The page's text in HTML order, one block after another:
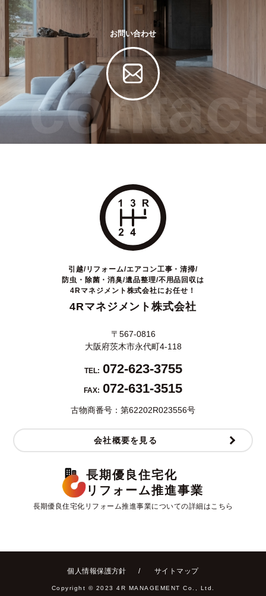
お問い合わせ
contact
引越/リフォーム/エアコン工事・清掃/
防虫・除菌・消臭/遺品整理/不用品回収は
4Rマネジメント株式会社にお任せ！
4Rマネジメント株式会社
〒567-0816
大阪府茨木市永代町4-118
TEL: 072-623-3755
FAX: 072-631-3515
古物商番号：第62202R023556号
会社概要を見る
長期優良住宅化
リフォーム推進事業
長期優良住宅化リフォーム推進事業についての詳細はこちら
Copyright ©︎ 2023 4R MANAGEMENT Co., Ltd.
個人情報保護方針 サイトマップ